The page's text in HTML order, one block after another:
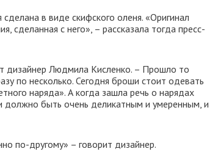
в виде скифского оленя. «Оригинал
сделанная с него», – рассказала тогда пресс-
дизайнер Людмила Кисленко. – Прошло то
по несколько. Сегодня броши стоит одевать
наряда». А когда зашла речь о нарядах
должно быть очень деликатным и умеренным, и
по-другому» – говорит дизайнер.